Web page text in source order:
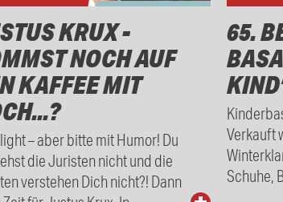
KRUX -
NOCH AUF
KAFFEE MIT
– aber bitte mit Humor! Du
die Juristen nicht und die
verstehen Dich nicht?! Dann
65.
Verkauft
Schuhe,